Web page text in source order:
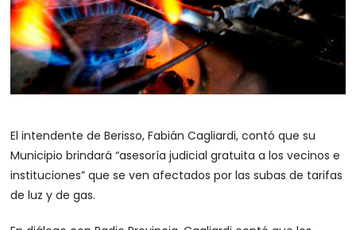
El intendente de Berisso, Fabián Cagliardi, contó que su
Municipio brindará “asesoría judicial gratuita a los vecinos e
instituciones” que se ven afectados por las subas de tarifas
de luz y de gas.